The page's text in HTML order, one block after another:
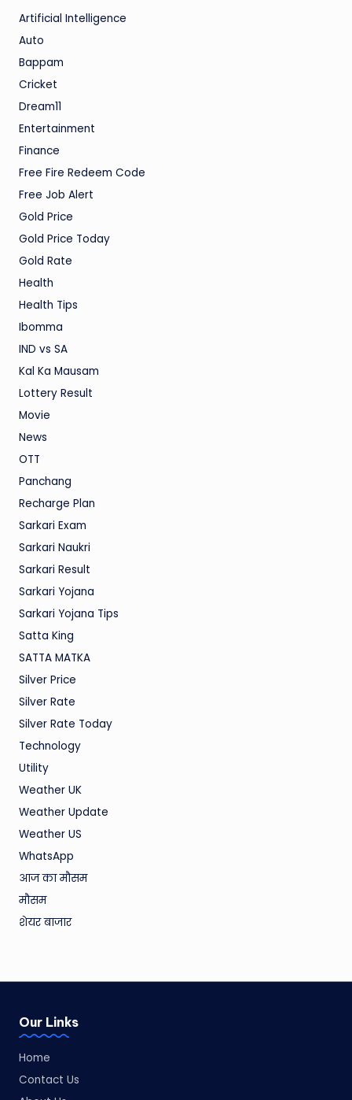
Artificial Intelligence
Auto
Bappam
Cricket
Dream11
Entertainment
Finance
Free Fire Redeem Code
Free Job Alert
Gold Price
Gold Price Today
Gold Rate
Health
Health Tips
Ibomma
IND vs SA
Kal Ka Mausam
Lottery Result
Movie
News
OTT
Panchang
Recharge Plan
Sarkari Exam
Sarkari Naukri
Sarkari Result
Sarkari Yojana
Sarkari Yojana Tips
Satta King
SATTA MATKA
Silver Price
Silver Rate
Silver Rate Today
Technology
Utility
Weather UK
Weather Update
Weather US
WhatsApp
आज का मौसम
मौसम
शेयर बाजार
Our Links
Home
Contact Us